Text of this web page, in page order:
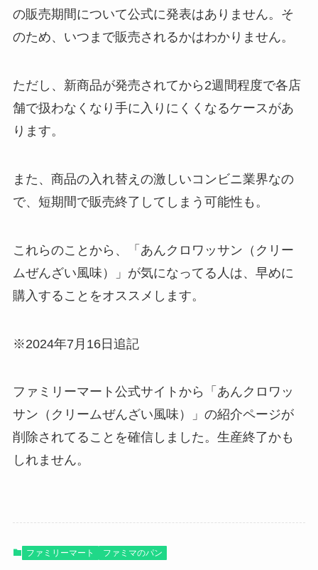
の販売期間について公式に発表はありません。そ
のため、いつまで販売されるかはわかりません。
ただし、新商品が発売されてから2週間程度で各店
舗で扱わなくなり手に入りにくくなるケースがあ
ります。
また、商品の入れ替えの激しいコンビニ業界なの
で、短期間で販売終了してしまう可能性も。
これらのことから、「あんクロワッサン（クリー
ムぜんざい風味）」が気になってる人は、早めに
購入することをオススメします。
※2024年7月16日追記
ファミリーマート公式サイトから「あんクロワッ
サン（クリームぜんざい風味）」の紹介ページが
削除されてることを確信しました。生産終了かも
しれません。
ファミリーマート ファミマのパン